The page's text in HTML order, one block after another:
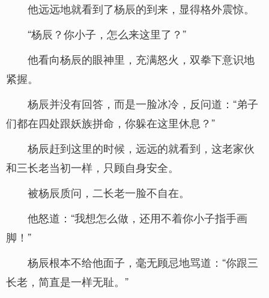
他远远地就看到了杨辰的到来，显得格外震惊。
“杨辰？你小子，怎么来这里了？”
他看向杨辰的眼神里，充满怒火，双拳下意识地
紧握。
杨辰并没有回答，而是一脸冰冷，反问道：“弟子
们都在四处跟妖族拼命，你躲在这里休息？”
杨辰赶到这里的时候，远远的就看到，这老家伙
和三长老当初一样，只顾自身安全。
被杨辰质问，二长老一脸不自在。
他怒道：“我想怎么做，还用不着你小子指手画
脚！”
杨辰根本不给他面子，毫无顾忌地骂道：“你跟三
长老，简直是一样无耻。”